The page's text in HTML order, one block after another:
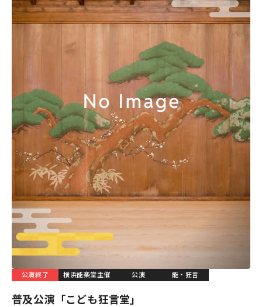
公演終了 横浜能楽堂主催 公演 能・狂言
普及公演「こども狂言堂」